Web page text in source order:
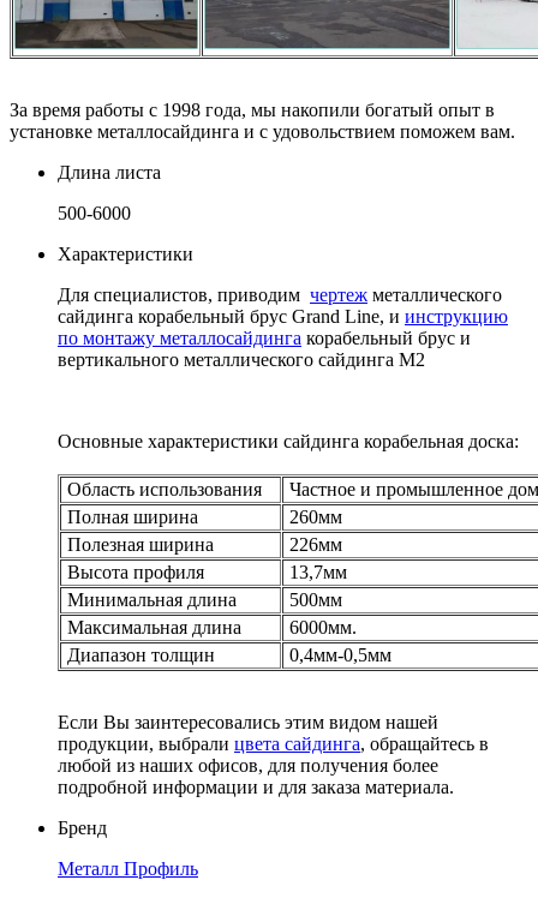
За время работы с 1998 года, мы накопили богатый опыт в
установке металлосайдинга и с удовольствием поможем вам.
Длина листа
500-6000
Характеристики
Для специалистов, приводим чертеж металлического
сайдинга корабельный брус Grand Line, и инструкцию
по монтажу металлосайдинга корабельный брус и
вертикального металлического сайдинга М2
Основные характеристики сайдинга корабельная доска:
Область использования
Частное и промышленное
Полная ширина
260мм
Полезная ширина
226мм
Высота профиля
13,7мм
Минимальная длина
500мм
Максимальная длина
6000мм.
Диапазон толщин
0,4мм-0,5мм
Если Вы заинтересовались этим видом нашей
продукции, выбрали цвета сайдинга, обращайтесь в
любой из наших офисов, для получения более
подробной информации и для заказа материала.
Бренд
Металл Профиль